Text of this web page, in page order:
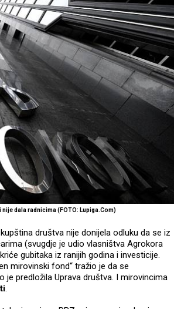
dala radnicima (FOTO: Lupiga.Com)
društva nije donijela odluku da se iz
(svugdje je udio vlasništva Agrokora
gubitaka iz ranijih godina i investicije.
mirovinski fond“ tražio je da se
predložila Uprava društva. I mirovincima
.